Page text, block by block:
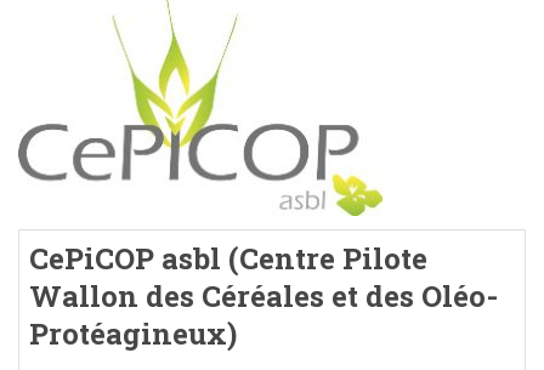
CePiCOP asbl (Centre Pilote
Wallon des Céréales et des Oléo-
Protéagineux)